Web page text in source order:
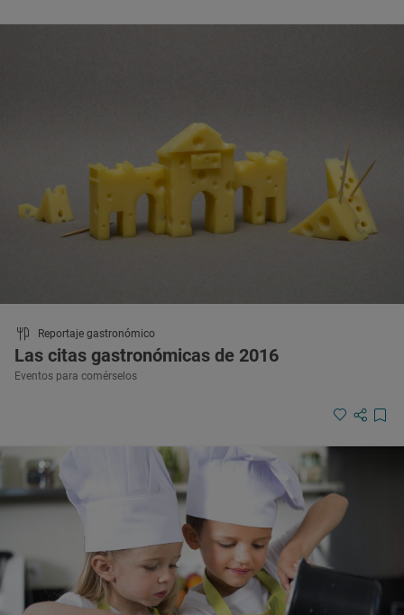
Reportaje gastronómico
Las citas gastronómicas de 2016
Eventos para comérselos